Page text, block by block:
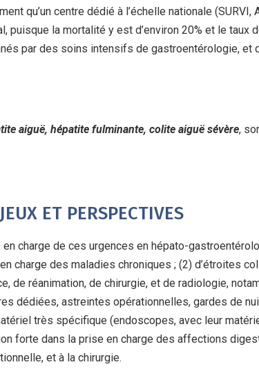
qu’un centre dédié à l’échelle nationale
puisque la mortalité y est d’environ 20% et le taux
par des soins intensifs de gastroentérologie, et
aiguë, hépatite fulminante, colite aiguë sévère,
ET PERSPECTIVES
en charge de ces urgences en hépato-
charge des maladies chroniques ; (2) d’étroites
de réanimation, de chirurgie, et de radiologie,
dédiées, astreintes opérationnelles, gardes de
très spécifique (endoscopes, avec leur
forte dans la prise en charge des affections
et à la chirurgie.